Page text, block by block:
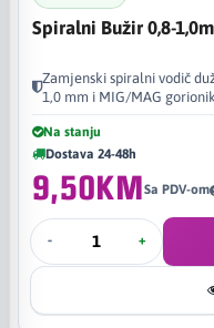
Spiralni Bužir 0,8-
Zamjenski spiralni vodič
1,0 mm i MIG/MAG
Na stanju
Dostava 24-48h
9,50KMSa PDV-om
- +